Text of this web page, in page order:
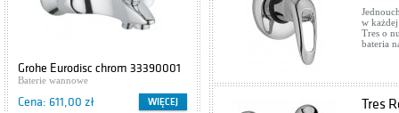
Grohe Eurodisc chrom 33390001
Baterie wannowe
Cena: 611,00 zł WIĘCEJ
Cersanit IBIZA S504-009
WIĘCEJ
w
Tres o
bateria
Tres